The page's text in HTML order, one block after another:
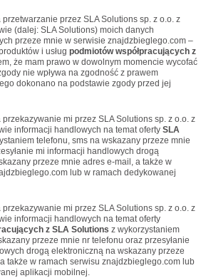
przez SLA Solutions sp. z o.o. z
(dalej: SLA Solutions) moich danych
przeze mnie w serwisie znajdzbieglego.com –
i usług podmiotów współpracujących z
że mam prawo w dowolnym momencie wycofać
nie wpływa na zgodność z prawem
dokonano na podstawie zgody przed jej
mi przez SLA Solutions sp. z o.o. z
informacji handlowych na temat oferty SLA
telefonu, sms na wskazany przeze mnie
mi informacji handlowych drogą
przeze mnie adres e-mail, a także w
lub w ramach dedykowanej
mi przez SLA Solutions sp. z o.o. z
informacji handlowych na temat oferty
z SLA Solutions z wykorzystaniem
przeze mnie nr telefonu oraz przesyłanie
drogą elektroniczną na wskazany przeze
także w ramach serwisu znajdzbieglego.com lub
aplikacji mobilnej.